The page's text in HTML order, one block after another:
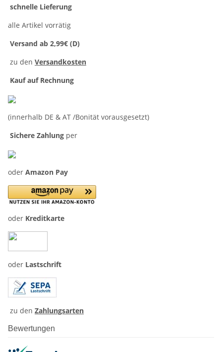
schnelle Lieferung
alle Artikel vorrätig
Versand ab 2,99€ (D)
zu den Versandkosten
Kauf auf Rechnung
(innerhalb DE & AT /Bonität vorausgesetzt)
Sichere Zahlung per
oder Amazon Pay
oder Kreditkarte
oder Lastschrift
zu den Zahlungsarten
Bewertungen